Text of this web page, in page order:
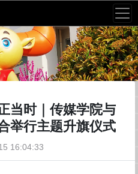
当时｜传媒学院与
举行主题升旗仪式
16:04:33